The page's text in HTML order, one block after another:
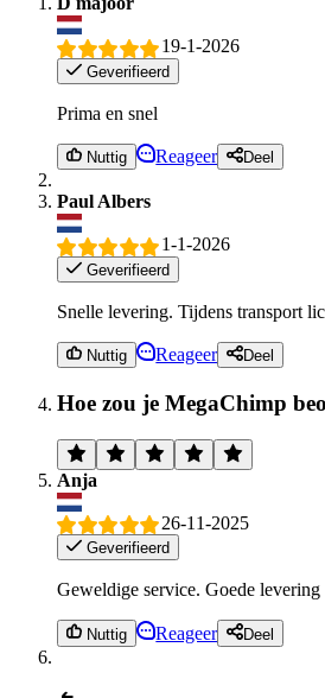
19-1-2026
Geverifieerd
Prima en snel
Nuttig Reageer Deel
Paul Albers
1-1-2026
Geverifieerd
Snelle levering. Tijdens transport
Nuttig Reageer Deel
Hoe zou je MegaChimp
Anja
26-11-2025
Geverifieerd
Geweldige service. Goede levering
Nuttig Reageer Deel